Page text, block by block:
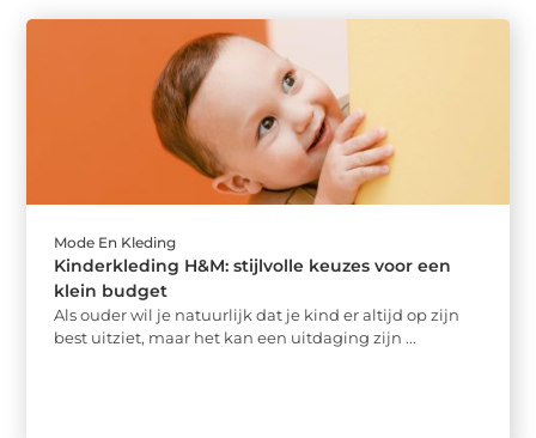
Mode En Kleding
Kinderkleding H&M: stijlvolle keuzes voor een
klein budget
Als ouder wil je natuurlijk dat je kind er altijd op zijn
best uitziet, maar het kan een uitdaging zijn ...